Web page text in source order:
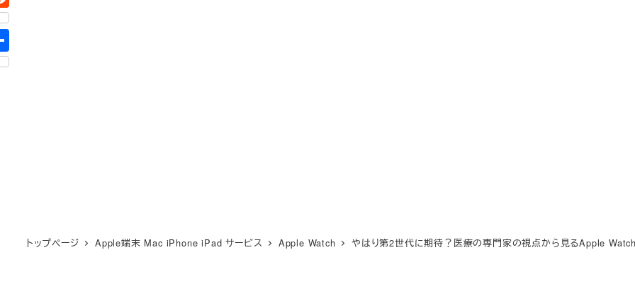
トップページ Apple端末 Mac iPhone iPad サービス Apple Watch やはり第2世代に期待？医療の専門家の視点から見るApple